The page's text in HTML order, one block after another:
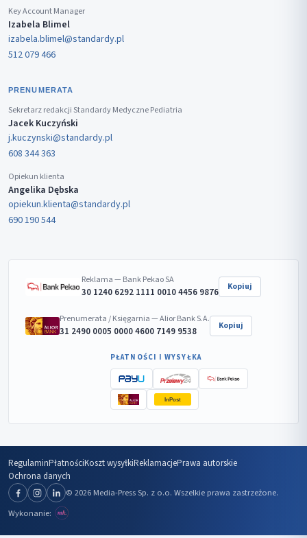
Key Account Manager
Izabela Blimel
izabela.blimel@standardy.pl
512 079 466
PRENUMERATA
Sekretarz redakcji Standardy Medyczne Pediatria
Jacek Kuczyński
j.kuczynski@standardy.pl
608 344 363
Opiekun klienta
Angelika Dębska
opiekun.klienta@standardy.pl
690 190 544
Reklama — Bank Pekao SA
30 1240 6292 1111 0010 4456 9876 Kopiuj
Prenumerata / Księgarnia — Alior Bank S.A.
31 2490 0005 0000 4600 7149 9538 Kopiuj
PŁATNOŚCI I WYSYŁKA
InPost
RegulaminPłatnościKoszt wysyłkiReklamacjePrawa autorskie
Ochrona danych
© 2026 Media-Press Sp. z o.o. Wszelkie prawa zastrzeżone.
Wykonanie: